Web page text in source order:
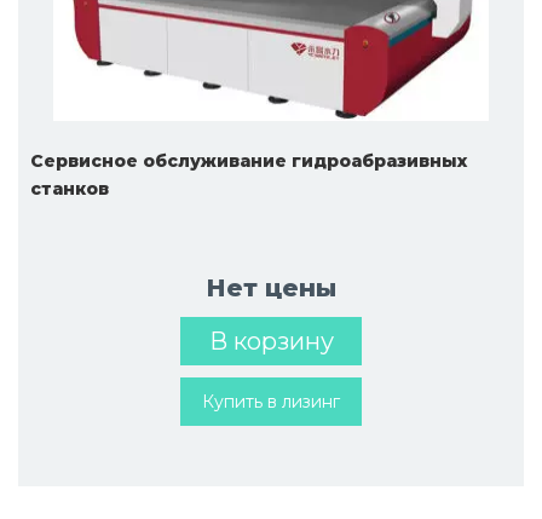
Сервисное обслуживание гидроабразивных
станков
Нет цены
В корзину
Купить в лизинг